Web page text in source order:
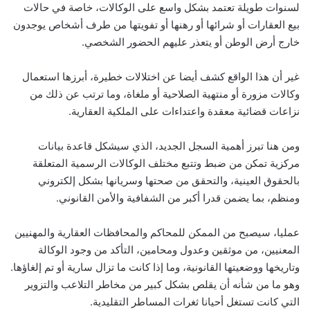
لسنوات طويلة تعتمد بشكل واسع على الوكالات، خاصة في حالات
بيع العقارات أو شرائها أو رهنها أو تفويتها من طرف أشخاص يوجدون
خارج أرض الوطن أو يتعذر عليهم الحضور الشخصي.
غير أن هذا الواقع كشف أيضا عن اختلالات خطيرة، أبرزها استعمال
وكالات مزورة أو منتهية الصلاحية أو ملغاة، وما ترتب عن ذلك من
نزاعات قضائية معقدة واعتداءات على الملكية العقارية.
ومن هنا تبرز أهمية السجل الجديد، الذي سيشكل قاعدة بيانات
مركزية تمكن من ضبط وتتبع مختلف الوكالات الرسمية المتعلقة
بالحقوق العينية، والتحقق من صحتها وسريانها بشكل إلكتروني
ومنظم، بما يضمن قدرا أكبر من الشفافية والأمن القانوني.
عمليا، سيصبح من الممكن للمحاكم والمحافظات العقارية والمهنيين
المعنيين، من موثقين وعدول ومحامين، التأكد من وجود الوكالة
وتاريخها ووضعيتها القانونية، وما إذا كانت ما تزال سارية أو تم إلغاؤها.
وهو ما من شأنه أن يقلص بشكل كبير من مخاطر التلاعب والتزوير
التي كانت تستغل أحيانا ثغرات المساطر التقليدية.